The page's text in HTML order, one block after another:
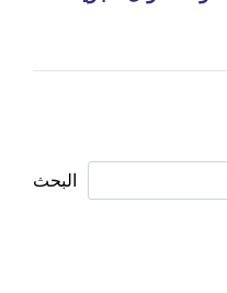
البحث